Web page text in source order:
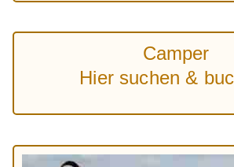
Camper
Hier suchen &